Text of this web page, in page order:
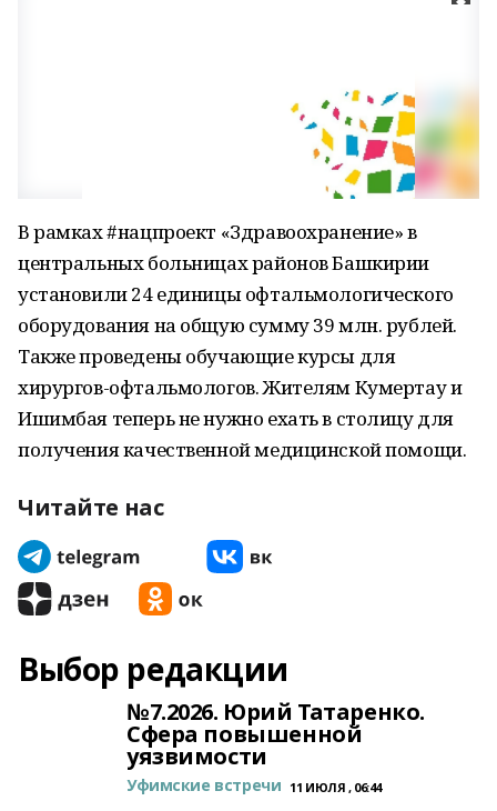
В рамках #нацпроект «Здравоохранение» в
центральных больницах районов Башкирии
установили 24 единицы офтальмологического
оборудования на общую сумму 39 млн. рублей.
Также проведены обучающие курсы для
хирургов-офтальмологов. Жителям Кумертау и
Ишимбая теперь не нужно ехать в столицу для
получения качественной медицинской помощи.
Читайте нас
Выбор редакции
№7.2026. Юрий Татаренко.
Сфера повышенной
уязвимости
Уфимские встречи 11 ИЮЛЯ , 06:44